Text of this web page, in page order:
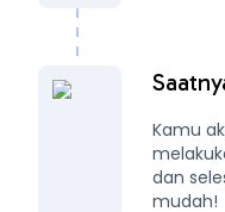
Kamu
dan
mudah!